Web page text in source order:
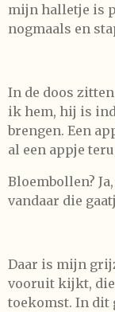
mijn halletje is
nogmaals en
In de doos
ik hem, hij is
brengen. Een
al een appje
Bloembollen?
vandaar die
Daar is mijn
vooruit kijkt, die
toekomst. In dit